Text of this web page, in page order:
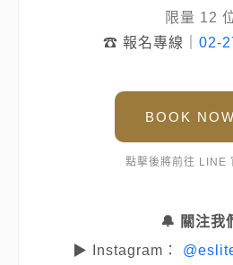
限量 12
☎ 報名專線｜ 02-
BOOK
點擊後將前往 LINE
🔔 關注我
▶ Instagram：